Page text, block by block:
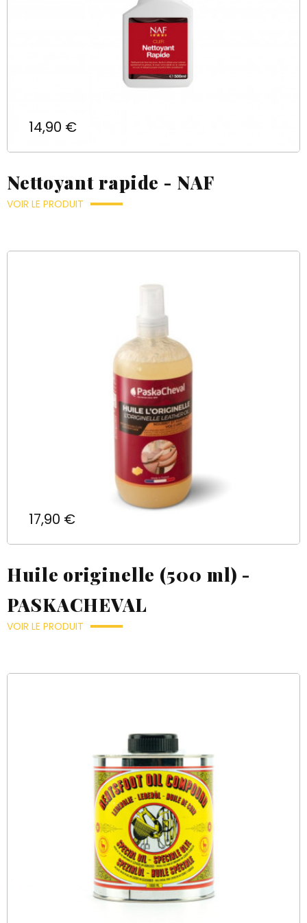
Prix
14,90 €
Nettoyant rapide - NAF
VOIR LE PRODUIT
Prix
17,90 €
Huile originelle (500 ml) -
PASKACHEVAL
VOIR LE PRODUIT